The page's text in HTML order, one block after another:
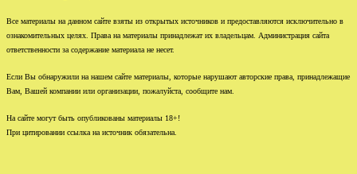
Все материалы на данном сайте взяты из открытых источников и предоставляются исключительно в
ознакомительных целях. Права на материалы принадлежат их владельцам. Администрация сайта
ответственности за содержание материала не несет.
Если Вы обнаружили на нашем сайте материалы, которые нарушают авторские права, принадлежащие
Вам, Вашей компании или организации, пожалуйста, сообщите нам.
На сайте могут быть опубликованы материалы 18+!
При цитировании ссылка на источник обязательна.